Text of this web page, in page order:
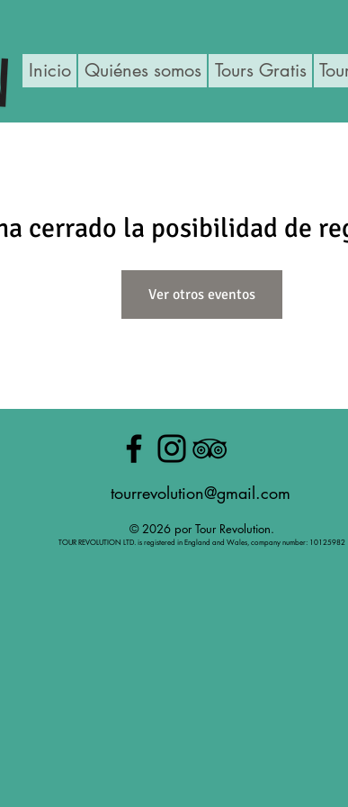
Inicio Quiénes somos Tours Gratis
cerrado la posibilidad de
Ver otros eventos
tourrevolution@gmail.com
© 2026 por Tour Revolution.
TOUR REVOLUTION LTD. is registered in England and Wales, company number: 10125982